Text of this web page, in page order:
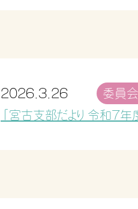
2026.3.26
委員
「宮古支部だより 令和7